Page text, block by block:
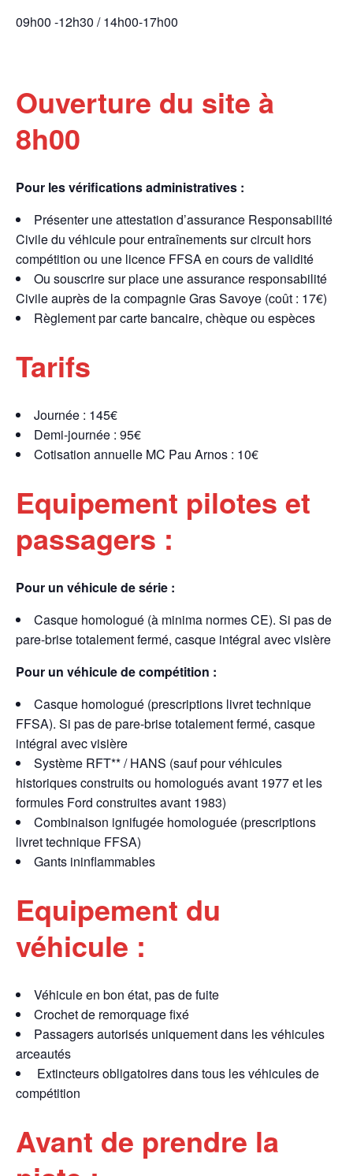
09h00 -12h30 / 14h00-17h00
Ouverture du site à
8h00
Pour les vérifications administratives :
Présenter une attestation d’assurance Responsabilité
Civile du véhicule pour entraînements sur circuit hors
compétition ou une licence FFSA en cours de validité
Ou souscrire sur place une assurance responsabilité
Civile auprès de la compagnie Gras Savoye (coût : 17€)
Règlement par carte bancaire, chèque ou espèces
Tarifs
Journée : 145€
Demi-journée : 95€
Cotisation annuelle MC Pau Arnos : 10€
Equipement pilotes et
passagers :
Pour un véhicule de série :
Casque homologué (à minima normes CE). Si pas de
pare-brise totalement fermé, casque intégral avec visière
Pour un véhicule de compétition :
Casque homologué (prescriptions livret technique
FFSA). Si pas de pare-brise totalement fermé, casque
intégral avec visière
Système RFT** / HANS (sauf pour véhicules
historiques construits ou homologués avant 1977 et les
formules Ford construites avant 1983)
Combinaison ignifugée homologuée (prescriptions
livret technique FFSA)
Gants ininflammables
Equipement du
véhicule :
Véhicule en bon état, pas de fuite
Crochet de remorquage fixé
Passagers autorisés uniquement dans les véhicules
arceautés
Extincteurs obligatoires dans tous les véhicules de
compétition
Avant de prendre la